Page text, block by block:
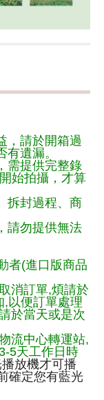
，請於開箱過
遺漏。
需提供完整錄
始拍攝，才算
拆封過程、商
請勿提供無法
者(進口版商品
消訂單,煩請於
,以便訂單處理
於當天或是次
流中心轉運站,
5天工作日時
放機才可播
確定您有藍光